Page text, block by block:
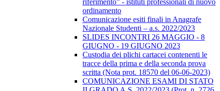
riferimento” - istituti professionali di nuovo
ordinamento
Comunicazione esiti finali in Anagrafe
Nazionale Studenti – a.s. 2022/2023
SLIDES INCONTRI 26 MAGGIO - 8
GIUGNO - 19 GIUGNO 2023
Custodia dei plichi cartacei contenenti le
tracce della prima e della seconda prova
scritta (Nota prot. 18570 del 06-06-2023)
COMUNICAZIONE ESAMI DI STATO